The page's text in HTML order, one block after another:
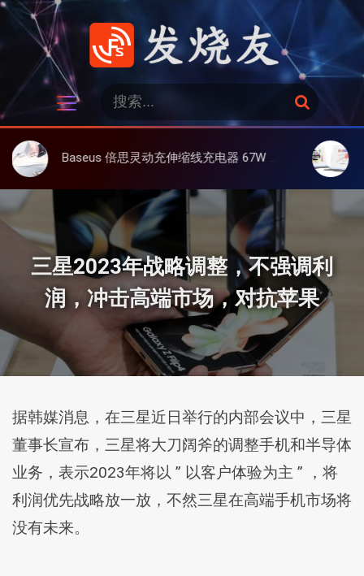
跳
发烧友
：
搜
索
Baseus 倍思灵动充伸缩线充电器 67W 3C，超耐用可伸缩线、氮化镓、3C多设备同时充 大上
三星2023年战略调整，不强调利
润，冲击高端市场，对抗苹果
据韩媒消息，在三星近日举行的内部会议中，三星
董事长宣布，三星将大刀阔斧的调整手机和半导体
业务，表示2023年将以 ” 以客户体验为主 ” ，将
利润优先战略放一放，不然三星在高端手机市场将
没有未来。